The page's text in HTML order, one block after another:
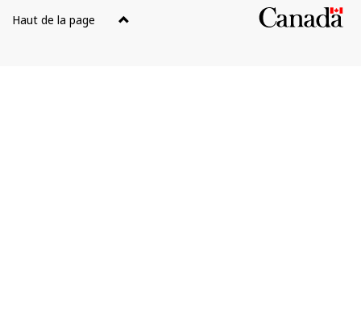
du
Haut de la page